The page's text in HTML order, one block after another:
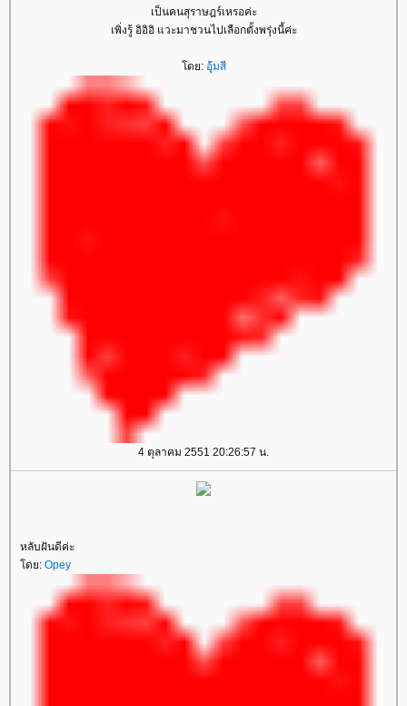
เป็นคนสุราษฎร์เหรอค่ะ
เพิ่งรู้ อิอิอิ แวะมาชวนไปเลือกตั้งพรุ่งนี้ค่ะ
ดย: อุ้มสี
4 ตุลาคม 2551 20:26:57 น.
หลับฝันดีค่ะ
ดย: Opey